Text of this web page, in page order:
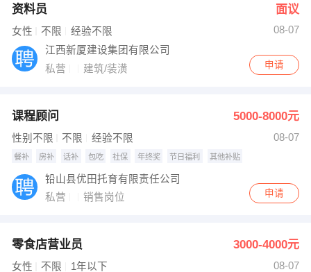
资料员 面议
女性 不限 经验不限
08-07
江西新厦建设集团有限公司
私营
建筑/装潢 申请
课程顾问 5000-8000元
性别不限 不限 经验不限 08-07
餐补 房补 话补 包吃 社保 年终奖 节日福利 其他补贴
铅山县优田托育有限责任公司
私营
销售岗位 申请
零食店营业员 3000-4000元
女性 不限 1年以下 08-07